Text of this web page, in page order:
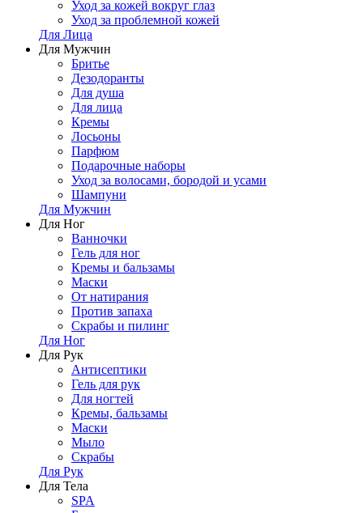
Уход за кожей вокруг глаз
Уход за проблемной кожей
Для Лица
Для Мужчин
Бритье
Дезодоранты
Для душа
Для лица
Кремы
Лосьоны
Парфюм
Подарочные наборы
Уход за волосами, бородой и усами
Шампуни
Для Мужчин
Для Ног
Ванночки
Гель для ног
Кремы и бальзамы
Маски
От натирания
Против запаха
Скрабы и пилинг
Для Ног
Для Рук
Антисептики
Гель для рук
Для ногтей
Кремы, бальзамы
Маски
Мыло
Скрабы
Для Рук
Для Тела
SPA